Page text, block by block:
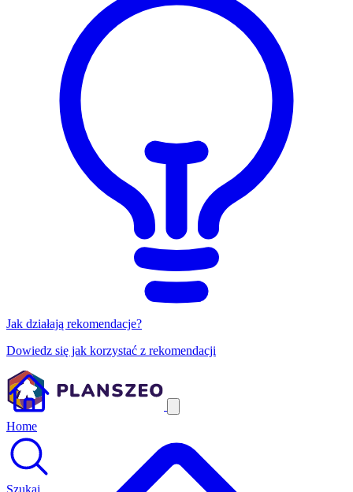
Jak działają rekomendacje?
Dowiedz się jak korzystać z rekomendacji
Home
Szukaj